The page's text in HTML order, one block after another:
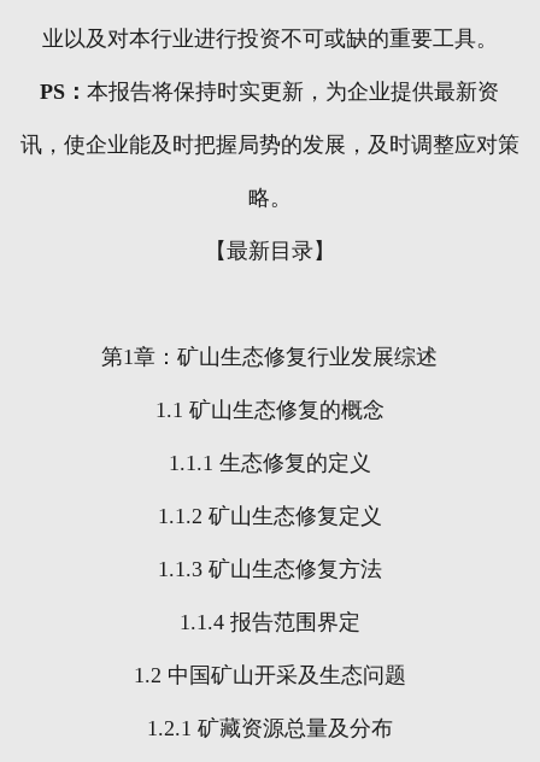
业以及对本行业进行投资不可或缺的重要工具。
PS ：本报告将保持时实更新，为企业提供最新资
讯，使企业能及时把握局势的发展，及时调整应对策
略。
【最新目录】
第1章：矿山生态修复行业发展综述
1.1 矿山生态修复的概念
1.1.1 生态修复的定义
1.1.2 矿山生态修复定义
1.1.3 矿山生态修复方法
1.1.4 报告范围界定
1.2 中国矿山开采及生态问题
1.2.1 矿藏资源总量及分布